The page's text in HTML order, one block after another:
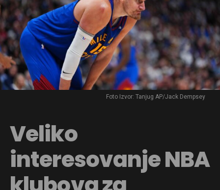
Foto Izvor: Tanjug AP/Jack Dempsey
Veliko
interesovanje NBA